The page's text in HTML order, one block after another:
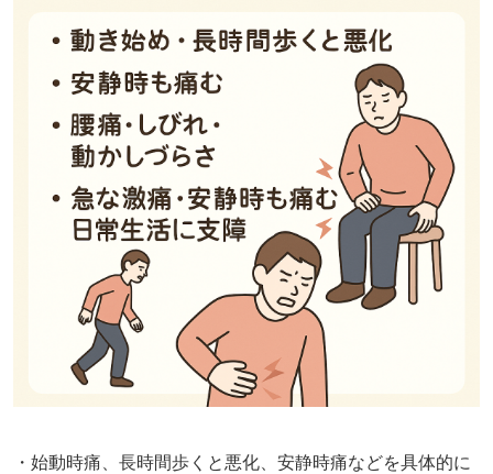
・始動時痛、長時間歩くと悪化、安静時痛などを具体的に